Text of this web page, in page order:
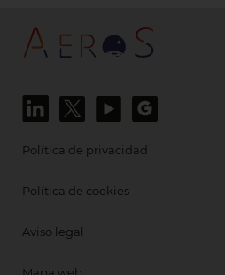
Política de privacidad
Política de cookies
Aviso legal